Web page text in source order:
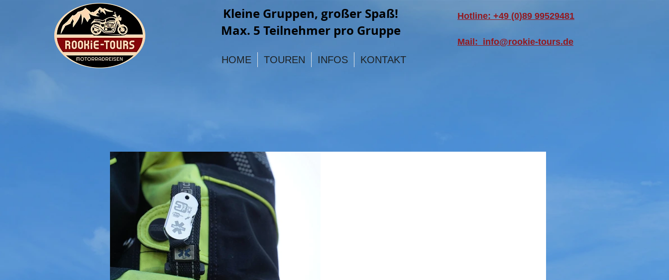
Kleine Gruppen, großer Spaß!
Max. 5 Teilnehmer pro Gruppe
Hotline: +49 (0)89 99529481
Mail: info@rookie-tours.de
HOME TOUREN INFOS KONTAKT